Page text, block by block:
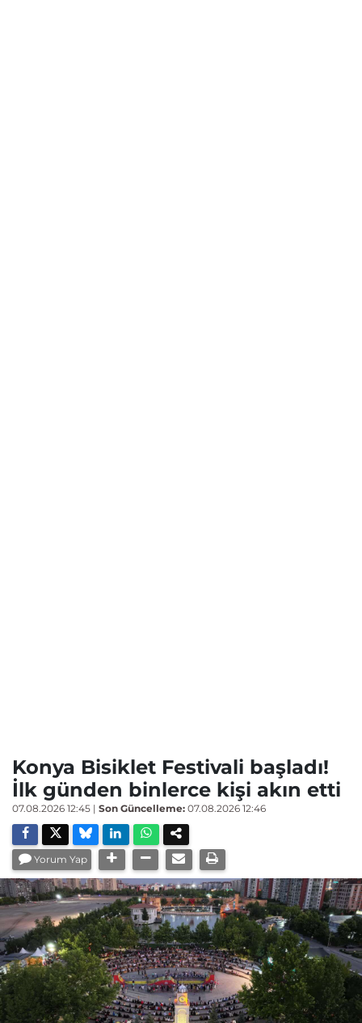
Konya Bisiklet Festivali başladı!
İlk günden binlerce kişi akın etti
07.08.2026 12:45 | Son Güncelleme: 07.08.2026 12:46
Yorum Yap